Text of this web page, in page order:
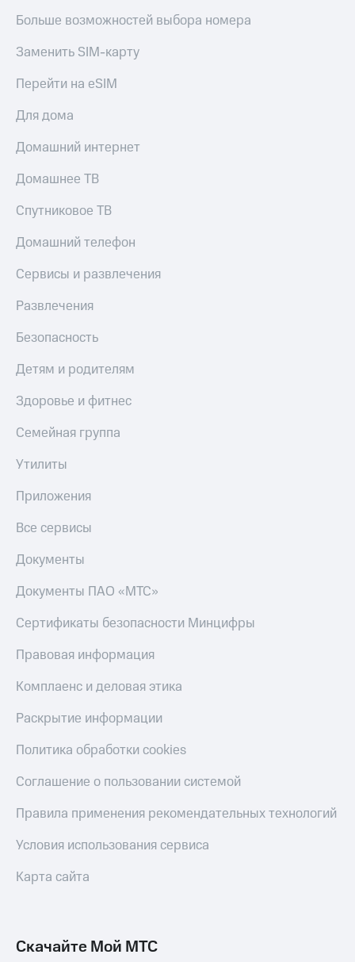
Больше возможностей выбора номера
Заменить SIM-карту
Перейти на eSIM
Для дома
Домашний интернет
Домашнее ТВ
Спутниковое ТВ
Домашний телефон
Сервисы и развлечения
Развлечения
Безопасность
Детям и родителям
Здоровье и фитнес
Семейная группа
Утилиты
Приложения
Все сервисы
Документы
Документы ПАО «МТС»
Сертификаты безопасности Минцифры
Правовая информация
Комплаенс и деловая этика
Раскрытие информации
Политика обработки cookies
Соглашение о пользовании системой
Правила применения рекомендательных технологий
Условия использования сервиса
Карта сайта
Скачайте Мой МТС